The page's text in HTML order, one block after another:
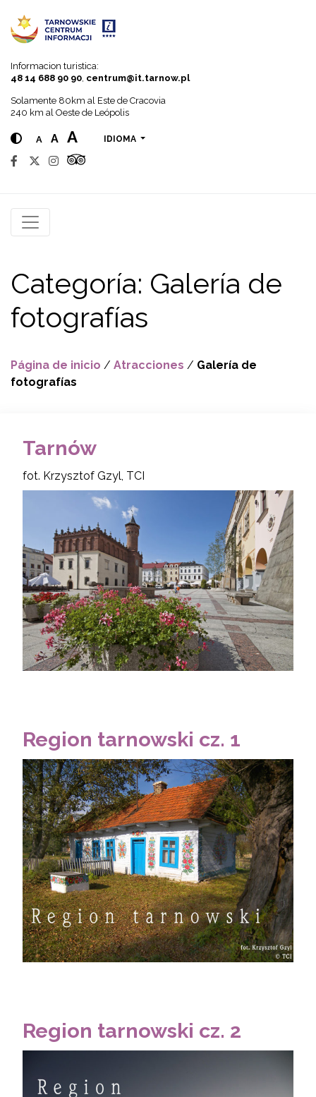
Informacion turistica:
48 14 688 90 90 centrum@it.tarnow.pl
Solamente 80km al Este de Cracovia
240 km al Oeste de Leópolis
A A A IDIOMA
Categoría: Galería de
fotografías
Página de inicio / Atracciones / Galería de
fotografías
Tarnów
fot. Krzysztof Gzyl, TCI
Region tarnowski cz. 1
Region tarnowski cz. 2